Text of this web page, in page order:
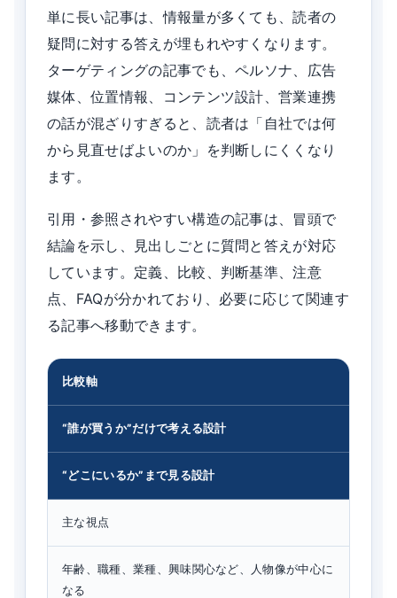
単に長い記事は、情報量が多くても、読者の
疑問に対する答えが埋もれやすくなります。
ターゲティングの記事でも、ペルソナ、広告
媒体、位置情報、コンテンツ設計、営業連携
の話が混ざりすぎると、読者は「自社では何
から見直せばよいのか」を判断しにくくなり
ます。
引用・参照されやすい構造の記事は、冒頭で
結論を示し、見出しごとに質問と答えが対応
しています。定義、比較、判断基準、注意
点、FAQが分かれており、必要に応じて関連す
る記事へ移動できます。
比較軸
“誰が買うか”だけで考える設計
“どこにいるか”まで見る設計
主な視点
年齢、職種、業種、興味関心など、人物像が中心に
なる